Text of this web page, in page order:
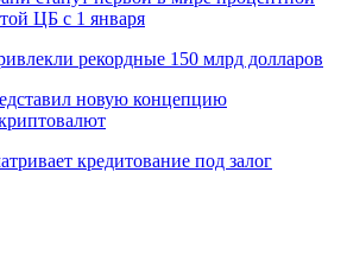
ЦБ с 1 января
рекордные 150 млрд долларов
новую концепцию
кредитование под залог